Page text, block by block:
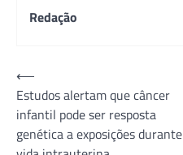
Redação
Navegação
de
Post
⟵
Estudos alertam que câncer
infantil pode ser resposta
genética a exposições durante